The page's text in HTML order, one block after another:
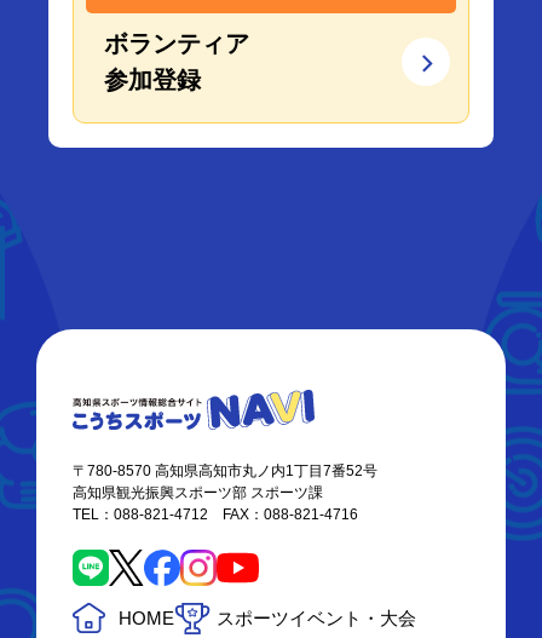
ボランティア
参加登録
〒780-8570 高知県高知市丸ノ内1丁目7番52号
高知県観光振興スポーツ部 スポーツ課
TEL：088-821-4712 FAX：088-821-4716
HOME スポーツイベント・大会